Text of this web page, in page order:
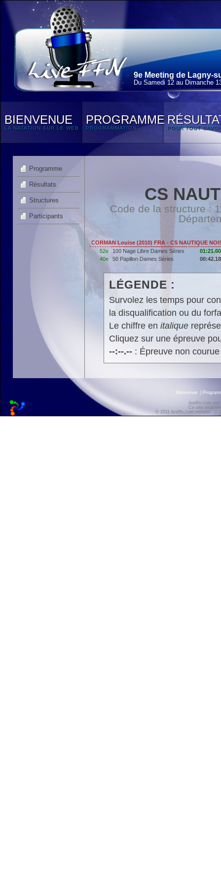
9e Meeting de Lagny-
Du Samedi 12 au Dimanche
BIENVENUE
LA NATATION SUR LE WEB
PROGRAMME
PROGRAMMATION POUR TOUT
Programme
Résultats
Structures
Participants
CS
Code de la structure :
CORMAN Louise (2010) FRA - CS NAUTIQUE
52e
100 Nage Libre Dames Séries
01:21.60
40e
50 Papillon Dames Séries 00:42.18
LÉGENDE :
Survolez les temps pour
la disqualification ou du
Le chiffre en italique
Cliquez sur une épreuve
--:--.--: Épreuve non
Bienvenue
liveffn.com est
Ce site
© 2011 liveffn.com version :